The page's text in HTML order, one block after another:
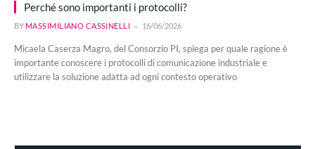
Perché sono importanti i protocolli?
BY MASSIMILIANO CASSINELLI 16/06/2026
Micaela Caserza Magro, del Consorzio PI, spiega per quale ragione è
importante conoscere i protocolli di comunicazione industriale e
utilizzare la soluzione adatta ad ogni contesto operativo